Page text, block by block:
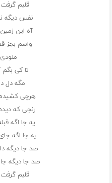
قلبم گرفت
نفس دیگه
آه این
واسم بجز
ملودی
تا کی بگم
مگه دل
هرچی
رنجی که
یه جا اگه
یه جا اگه
صد جا دیگه
صد جا دیگه
قلبم گرفت